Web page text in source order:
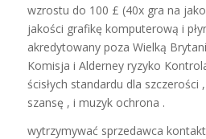
wzrostu do 100 £ (40x gra na
jakości grafikę komputerową i
akredytowany poza Wielką
Komisja i Alderney ryzyko
ścisłych standardu dla szczerości
szansę , i muzyk ochrona .
wytrzymywać sprzedawca